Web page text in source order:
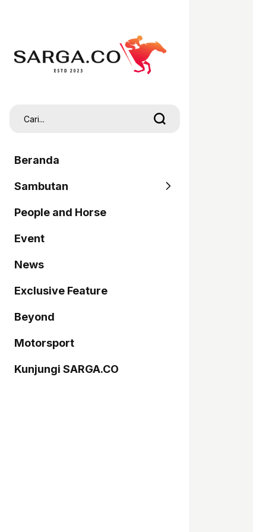
Beranda
Sambutan
SARGA
Pordasi
People and Horse
Event
News
Exclusive Feature
Beyond
Motorsport
Kunjungi SARGA.CO